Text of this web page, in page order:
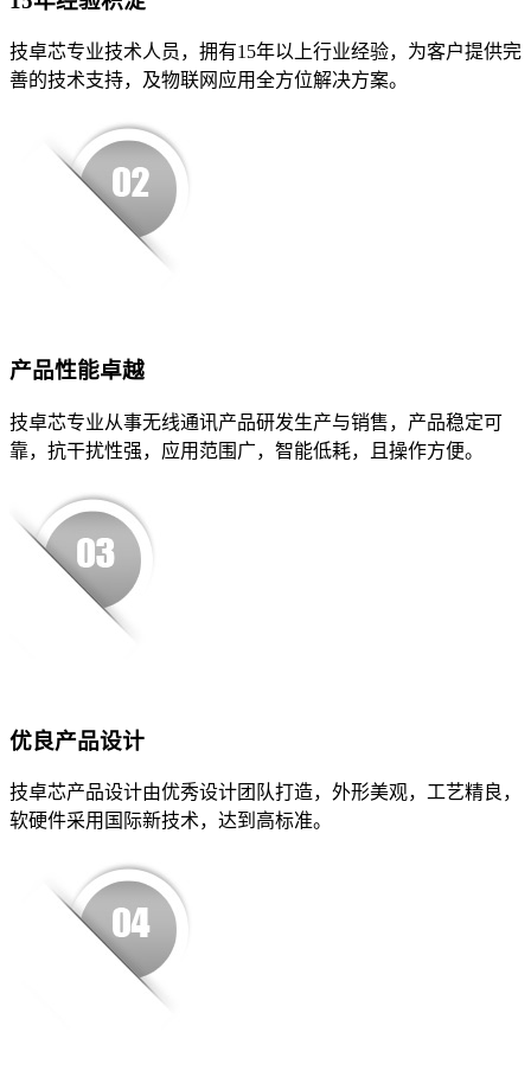
技卓芯专业技术人员，拥有15年以上行业经验，为客户提供完
善的技术支持，及物联网应用全方位解决方案。
产品性能卓越
技卓芯专业从事无线通讯产品研发生产与销售，产品稳定可
靠，抗干扰性强，应用范围广，智能低耗，且操作方便。
优良产品设计
技卓芯产品设计由优秀设计团队打造，外形美观，工艺精良，
软硬件采用国际新技术，达到高标准。